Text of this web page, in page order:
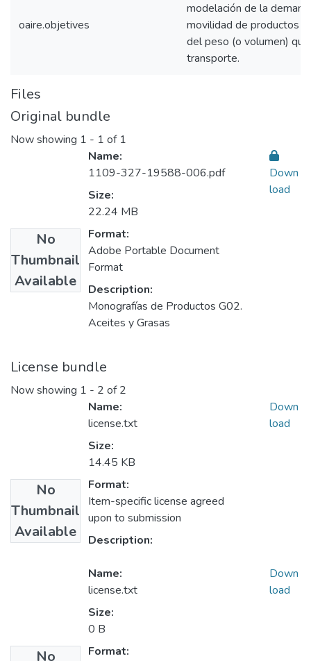
oaire.objetives
modelación de la
movilidad de productos
del peso (o volumen)
transporte.
Files
Original bundle
Now showing 1 - 1 of 1
No
Thumbnail
Available
Name:
1109-327-19588-006.pdf
Size:
22.24 MB
Format:
Adobe Portable Document
Format
Description:
Monografías de Productos G02.
Aceites y Grasas
Down
load
License bundle
Now showing 1 - 2 of 2
No
Thumbnail
Available
Name:
license.txt
Size:
14.45 KB
Format:
Item-specific license agreed
upon to submission
Description:
Down
load
No
Name:
license.txt
Size:
0 B
Format:
Down
load